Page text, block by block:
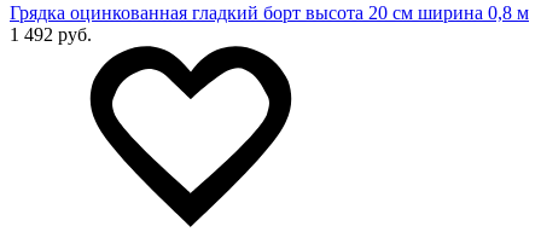
Грядка оцинкованная гладкий борт высота 20 см ширина 0,8 м
1 492 руб.